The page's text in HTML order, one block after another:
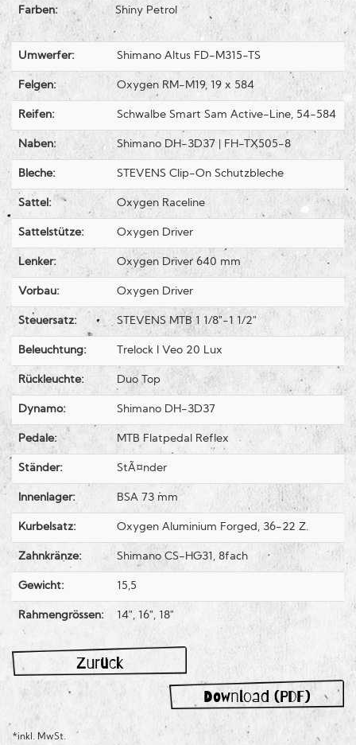
Farben: Shiny Petrol
Umwerfer: Shimano Altus FD-M315-TS
Felgen: Oxygen RM-M19, 19 x 584
Reifen: Schwalbe Smart Sam Active-Line, 54-584
Naben: Shimano DH-3D37 | FH-TX505-8
Bleche: STEVENS Clip-On Schutzbleche
Sattel: Oxygen Raceline
Sattelstütze: Oxygen Driver
Lenker: Oxygen Driver 640 mm
Vorbau: Oxygen Driver
Steuersatz: STEVENS MTB 1 1/8"-1 1/2"
Beleuchtung: Trelock I Veo 20 Lux
Rückleuchte: Duo Top
Dynamo: Shimano DH-3D37
Pedale: MTB Flatpedal Reflex
Ständer: StÃ¤nder
Innenlager: BSA 73 mm
Kurbelsatz: Oxygen Aluminium Forged, 36-22 Z.
Zahnkränze: Shimano CS-HG31, 8fach
Gewicht: 15,5
Rahmengrössen: 14", 16", 18"
Zurück
Download (PDF)
*inkl. MwSt.